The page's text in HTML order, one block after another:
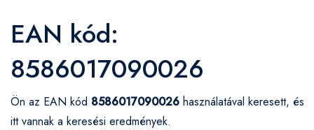
EAN kód:
8586017090026
Ön az EAN kód 8586017090026 használatával keresett, és
itt vannak a keresési eredmények.